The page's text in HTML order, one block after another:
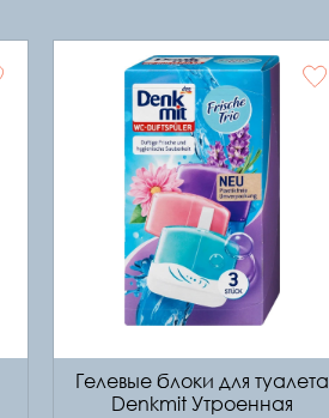
Гелевые блоки для туалета
Denkmit Утроенная